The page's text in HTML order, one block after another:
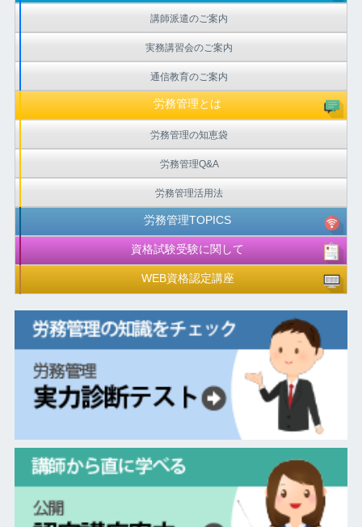
講師派遣のご案内
実務講習会のご案内
通信教育のご案内
労務管理とは
労務管理の知恵袋
労務管理Q&A
労務管理活用法
労務管理TOPICS
資格試験受験に関して
WEB資格認定講座